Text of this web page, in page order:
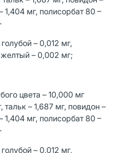
1,404 мг, полисорбат 80 –
– 0,012 мг,
– 0,002 мг;
цвета – 10,000 мг
– 1,687 мг, повидон –
1,404 мг, полисорбат 80 –
– 0,012 мг,